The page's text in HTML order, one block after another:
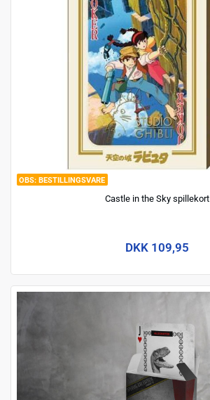
BESTILLINGSVARE
Castle in the Sky spillekort
DKK 109,95